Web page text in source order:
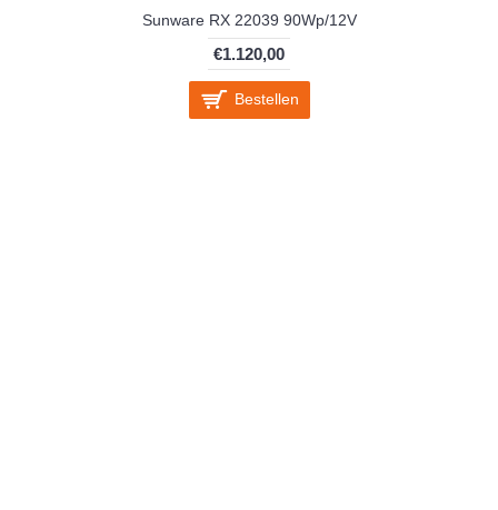
Sunware RX 22039 90Wp/12V
€1.120,00
Bestellen